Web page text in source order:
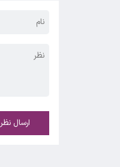
ارسال نظر